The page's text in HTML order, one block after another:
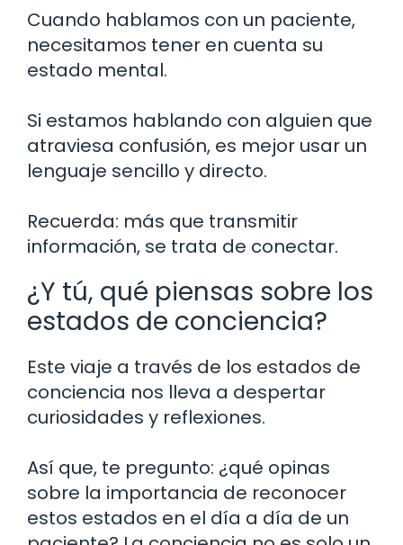
Cuando hablamos con un paciente,
necesitamos tener en cuenta su
estado mental.
Si estamos hablando con alguien que
atraviesa confusión, es mejor usar un
lenguaje sencillo y directo.
Recuerda: más que transmitir
información, se trata de conectar.
¿Y tú, qué piensas sobre los
estados de conciencia?
Este viaje a través de los estados de
conciencia nos lleva a despertar
curiosidades y reflexiones.
Así que, te pregunto: ¿qué opinas
sobre la importancia de reconocer
estos estados en el día a día de un